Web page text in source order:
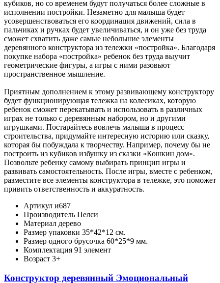
кубиков, но со временем будут получаться более сложные в
исполнении постройки. Незаметно для малыша будет
усовершенствоваться его координация движений, сила в
пальчиках и ручках будет увеличиваться, и он уже без труда
сможет схватить даже самые небольшие элементы
деревянного конструктора из тележки «постройка». Благодаря
покупке набора «постройка» ребенок без труда выучит
геометрические фигуры, а игры с ними разовьют
пространственное мышление.
Приятным дополнением к этому развивающему конструктору
будет функционирующая тележка на колесиках, которую
ребенок сможет перекатывать и использовать в различных
играх не только с деревянным набором, но и другими
игрушками. Постарайтесь вовлечь малыша в процесс
строительства, придумайте интересную историю или сказку,
которая бы побуждала к творчеству. Например, почему бы не
построить из кубиков избушку из сказки «Кошкин дом».
Позвольте ребенку самому выбирать принцип игры и
развивать самостоятельность. После игры, вместе с ребенком,
разместите все элементы конструктора в тележке, это поможет
привить ответственность и аккуратность.
Артикул и687
Производитель Пелси
Материал дерево
Размер упаковки 35*42*12 см.
Размер одного брусочка 60*25*9 мм.
Комплектация 91 элемент
Возраст 3+
Конструктор деревянный Эмоциональный